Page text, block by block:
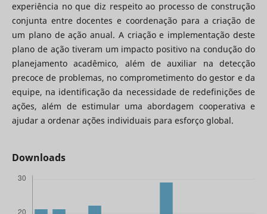
experiência no que diz respeito ao processo de construção
conjunta entre docentes e coordenação para a criação de
um plano de ação anual. A criação e implementação deste
plano de ação tiveram um impacto positivo na condução do
planejamento acadêmico, além de auxiliar na detecção
precoce de problemas, no comprometimento do gestor e da
equipe, na identificação da necessidade de redefinições de
ações, além de estimular uma abordagem cooperativa e
ajudar a ordenar ações individuais para esforço global.
Downloads